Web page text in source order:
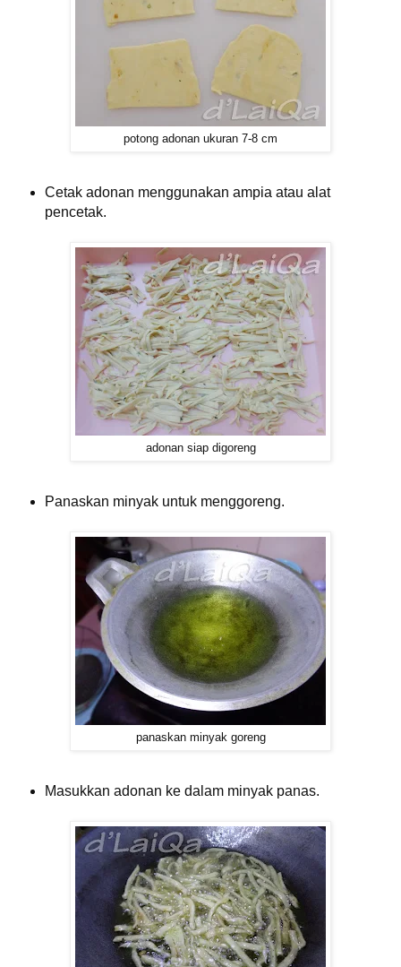
potong adonan ukuran 7-8 cm
Cetak adonan menggunakan ampia atau alat
pencetak.
adonan siap digoreng
Panaskan minyak untuk menggoreng.
panaskan minyak goreng
Masukkan adonan ke dalam minyak panas.